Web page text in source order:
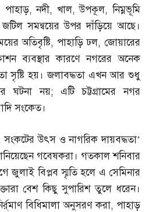
,নদী, খাল,উপকূল,নিম্নভূমি
সমন্বয়ের উপর দাঁড়িয়ে আছে।
অতিবৃষ্টি, পাহাড়ি ঢল, জোয়ারের
ব্যবস্থার কারণে নগরের অনেক
সৃষ্টি হয়। জলাবদ্ধতা এখন আর শুধু
ঘটনা নয়; এটি চট্টগ্রামের নগর
সংকেত।
সংকটের উৎস ও নাগরিক দায়বদ্ধতা’
গবেষকরা। গতকাল শনিবার
জুলাই বিপ্লব স্মৃতি হলে এ সেমিনার
বেশ কিছু সুপারিশ তুলে ধরেন।
বিধিমালা অনুসরণ করা, পাহাড়